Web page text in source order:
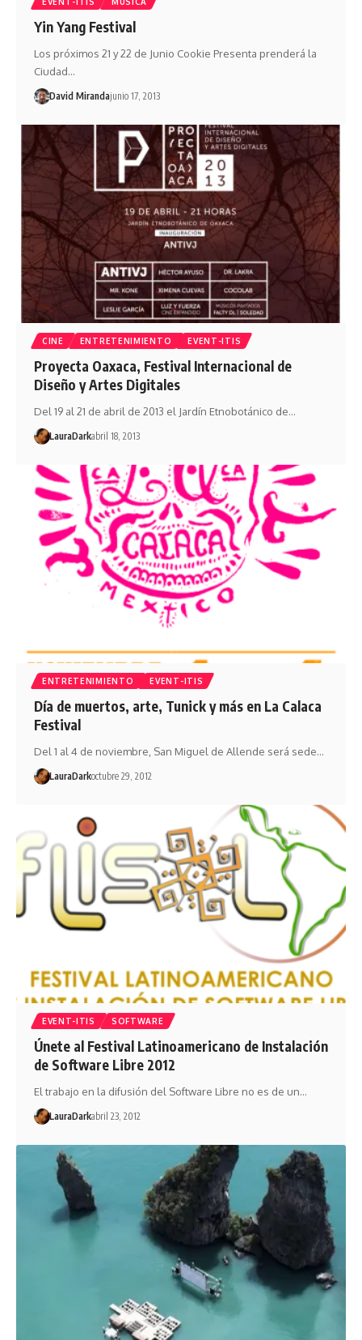
Yin Yang Festival
Los próximos 21 y 22 de Junio Cookie Presenta prenderá la
Ciudad…
David Mirandajunio 17, 2013
CINE ENTRETENIMIENTO EVENT-ITIS
Proyecta Oaxaca, Festival Internacional de
Diseño y Artes Digitales
Del 19 al 21 de abril de 2013 el Jardín Etnobotánico de…
LauraDarkabril 18, 2013
ENTRETENIMIENTO EVENT-ITIS
Día de muertos, arte, Tunick y más en La Calaca
Festival
Del 1 al 4 de noviembre, San Miguel de Allende será sede…
LauraDarkoctubre 29, 2012
EVENT-ITIS SOFTWARE
Únete al Festival Latinoamericano de Instalación
de Software Libre 2012
El trabajo en la difusión del Software Libre no es de un…
LauraDarkabril 23, 2012